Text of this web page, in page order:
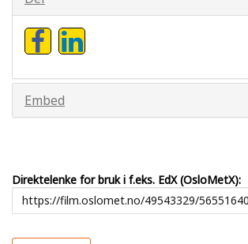
Embed
Direktelenke for bruk i f.eks. EdX (OsloMetX):